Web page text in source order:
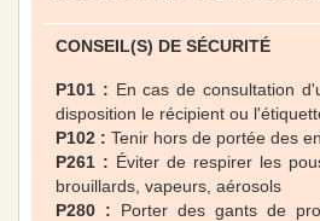
CONSEIL(S) DE SÉCURITÉ
P101 : En cas de consultation
disposition le récipient ou
P102 : Tenir hors de portée des
P261 : Éviter de respirer les
brouillards, vapeurs, aérosols
P280 : Porter des gants de